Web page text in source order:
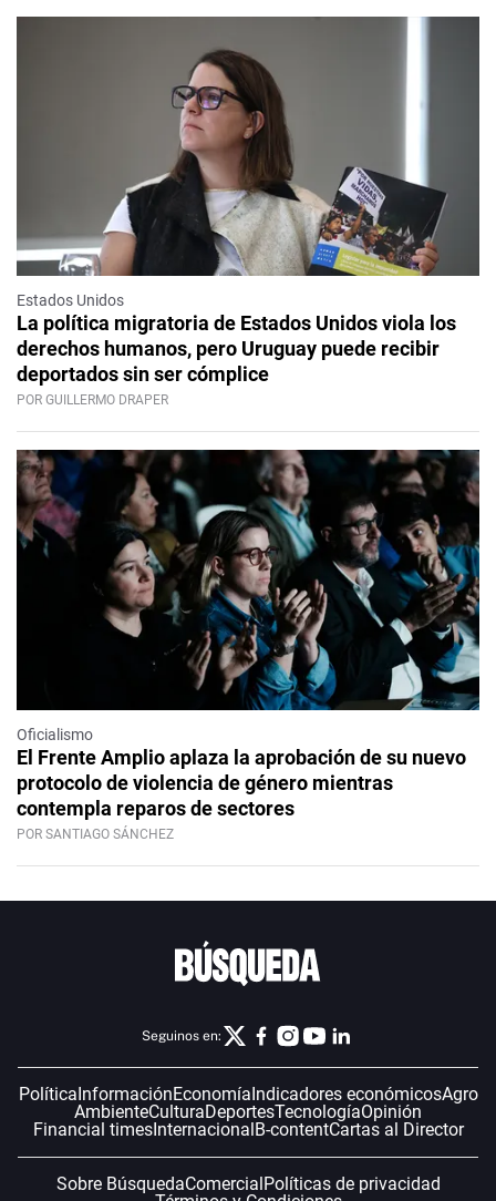
Estados Unidos
La política migratoria de Estados Unidos viola los
derechos humanos, pero Uruguay puede recibir
deportados sin ser cómplice
POR GUILLERMO DRAPER
Oficialismo
El Frente Amplio aplaza la aprobación de su nuevo
protocolo de violencia de género mientras
contempla reparos de sectores
POR SANTIAGO SÁNCHEZ
Seguinos en:
PolíticaInformaciónEconomíaIndicadores económicosAgro
AmbienteCulturaDeportesTecnologíaOpinión
Financial timesInternacionalB-contentCartas al Director
Sobre BúsquedaComercialPolíticas de privacidad